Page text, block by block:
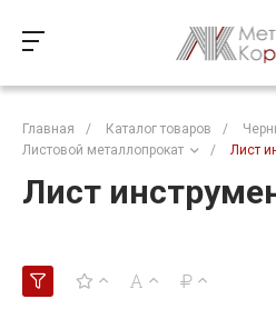
Главная / Каталог товаров /
Листовой металлопрокат
/ Лист
Лист